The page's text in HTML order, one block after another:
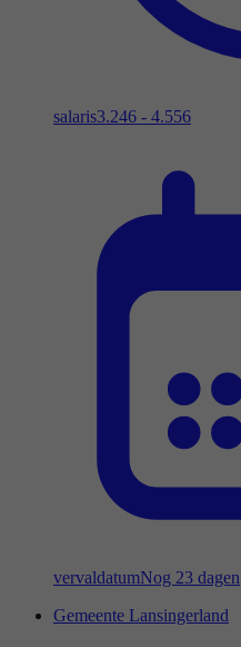
salaris3.246 - 4.556
vervaldatumNog 23 dagen
Gemeente Lansingerland